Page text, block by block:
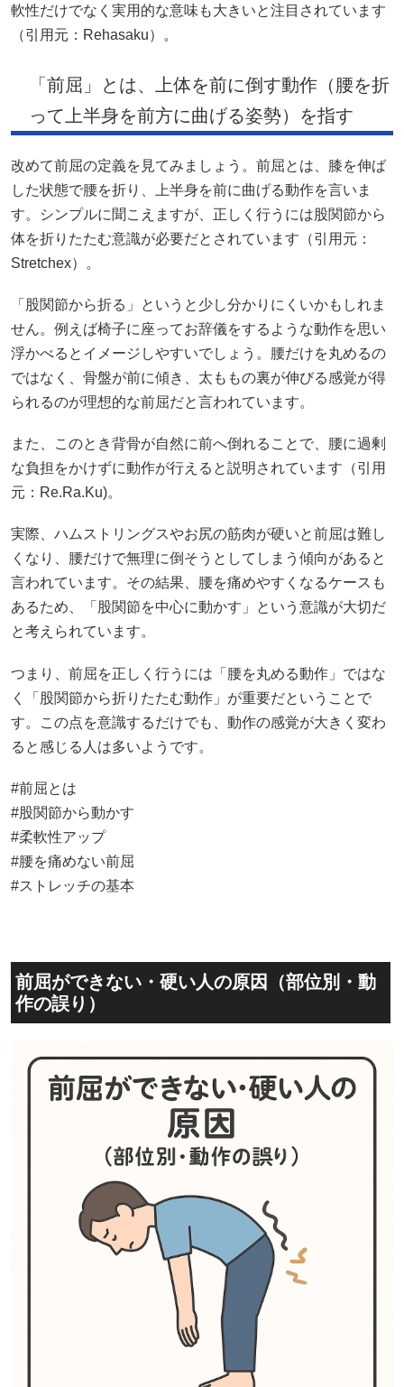
軟性だけでなく実用的な意味も大きいと注目されています
（引用元：Rehasaku）。
「前屈」とは、上体を前に倒す動作（腰を折
って上半身を前方に曲げる姿勢）を指す
改めて前屈の定義を見てみましょう。前屈とは、膝を伸ば
した状態で腰を折り、上半身を前に曲げる動作を言いま
す。シンプルに聞こえますが、正しく行うには股関節から
体を折りたたむ意識が必要だとされています（引用元：
Stretchex）。
「股関節から折る」というと少し分かりにくいかもしれま
せん。例えば椅子に座ってお辞儀をするような動作を思い
浮かべるとイメージしやすいでしょう。腰だけを丸めるの
ではなく、骨盤が前に傾き、太ももの裏が伸びる感覚が得
られるのが理想的な前屈だと言われています。
また、このとき背骨が自然に前へ倒れることで、腰に過剰
な負担をかけずに動作が行えると説明されています（引用
元： Re.Ra.Ku)。
実際、ハムストリングスやお尻の筋肉が硬いと前屈は難し
くなり、腰だけで無理に倒そうとしてしまう傾向があると
言われています。その結果、腰を痛めやすくなるケースも
あるため、「股関節を中心に動かす」という意識が大切だ
と考えられています。
つまり、前屈を正しく行うには「腰を丸める動作」ではな
く「股関節から折りたたむ動作」が重要だということで
す。この点を意識するだけでも、動作の感覚が大きく変わ
ると感じる人は多いようです。
#前屈とは
#股関節から動かす
#柔軟性アップ
#腰を痛めない前屈
#ストレッチの基本
前屈ができない・硬い人の原因（部位別・動
作の誤り）